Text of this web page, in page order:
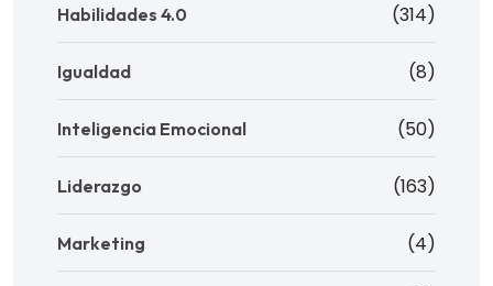
Habilidades 4.0 (314)
Igualdad (8)
Inteligencia Emocional (50)
Liderazgo (163)
Marketing (4)